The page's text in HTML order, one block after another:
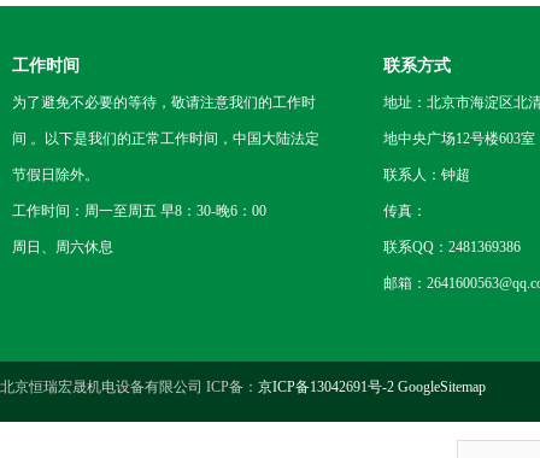
工作时间
为了避免不必要的等待，敬请注意我们的工作时
间 。以下是我们的正常工作时间，中国大陆法定
节假日除外。
工作时间：周一至周五 早8：30-晚6：00
周日、周六休息
联系方式
地址：北京市海淀区北
地中央广场12号楼603室
联系人：钟超
传真：
联系QQ：2481369386
邮箱：
北京恒瑞宏晟机电设备有限公司 ICP备： 京ICP备13042691号-2 GoogleSitemap